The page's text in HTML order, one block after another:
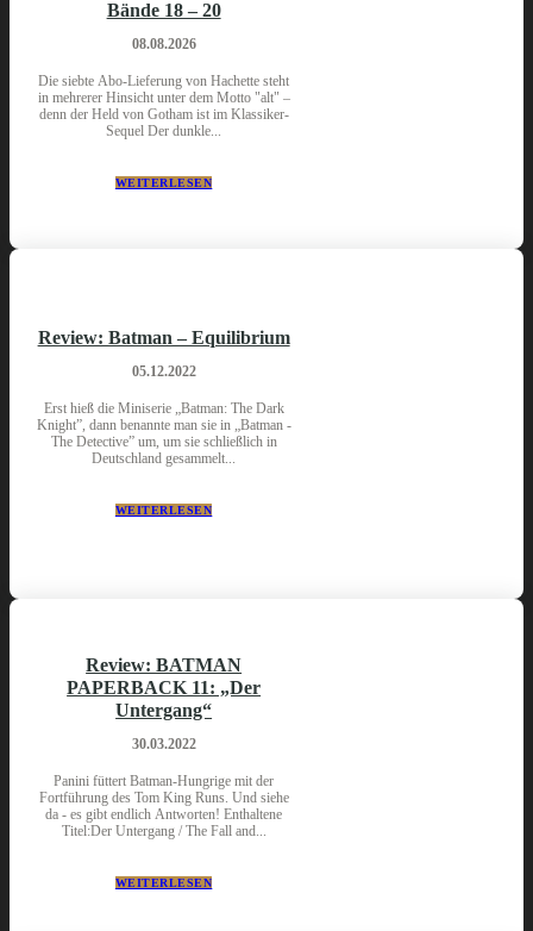
Bände 18 – 20
08.08.2026
Die siebte Abo-Lieferung von Hachette steht
in mehrerer Hinsicht unter dem Motto "alt" –
denn der Held von Gotham ist im Klassiker-
Sequel Der dunkle...
WEITERLESEN
Review: Batman – Equilibrium
05.12.2022
Erst hieß die Miniserie „Batman: The Dark
Knight”, dann benannte man sie in „Batman -
The Detective” um, um sie schließlich in
Deutschland gesammelt...
WEITERLESEN
Review: BATMAN
PAPERBACK 11: „Der
Untergang“
30.03.2022
Panini füttert Batman-Hungrige mit der
Fortführung des Tom King Runs. Und siehe
da - es gibt endlich Antworten! Enthaltene
Titel:Der Untergang / The Fall and...
WEITERLESEN